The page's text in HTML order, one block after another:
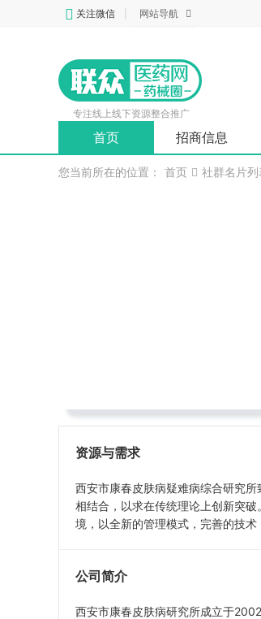
关注微信 网站导航
专注线上线下资源整合推广
首页 招商信息
您当前所在的位置： 首页 社群名片列
资源与需求
西安市康春皮肤病疑难病综合研究
相结合，以求在传统理论上创新突
境，以全新的管理模式，完善的技术
公司简介
西安市康春皮肤病研究所成立于